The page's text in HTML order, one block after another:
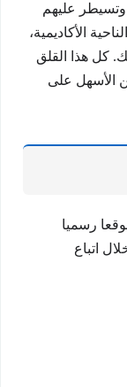
وتسيطر عليهم
الأكاديمية،
كل هذا القلق
الأسهل على
رسميا
اتباع